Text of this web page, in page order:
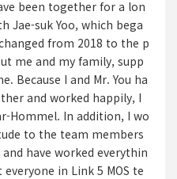
been together for a lon
Jae-suk Yoo, which bega
from 2018 to the p
me and my family, supp
Because I and Mr. You ha
and worked happily, I
Hommel. In addition, I wo
to the team members
have worked everythin
in Link 5 MOS te